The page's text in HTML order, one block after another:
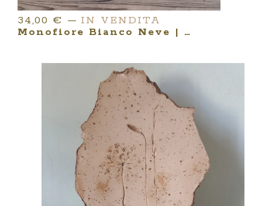
34,00 € — IN VENDITA
Monofiore Bianco Neve | Serie MINIMA ARGILLARIA